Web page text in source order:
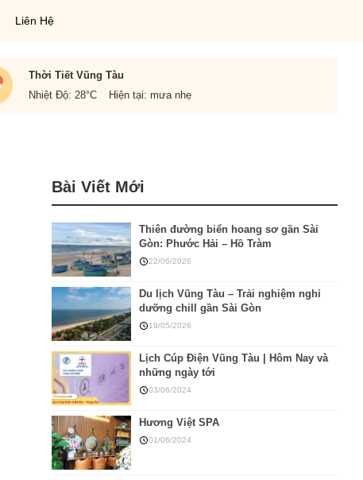
Liên Hệ
Thời Tiết Vũng Tàu
Nhiệt Độ: 28°C Hiện tại: mưa nhẹ
Bài Viết Mới
Thiên đường biển hoang sơ gần Sài
Gòn: Phước Hải – Hồ Tràm
22/06/2026
Du lịch Vũng Tàu – Trải nghiệm nghỉ
dưỡng chill gần Sài Gòn
19/05/2026
Lịch Cúp Điện Vũng Tàu | Hôm Nay và
những ngày tới
03/06/2024
Hương Việt SPA
01/06/2024